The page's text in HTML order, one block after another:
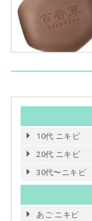
10代 ニキビ
20代 ニキビ
30代〜ニキビ
あご ニキビ